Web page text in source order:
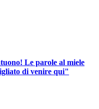
Le parole al miele
di venire qui"